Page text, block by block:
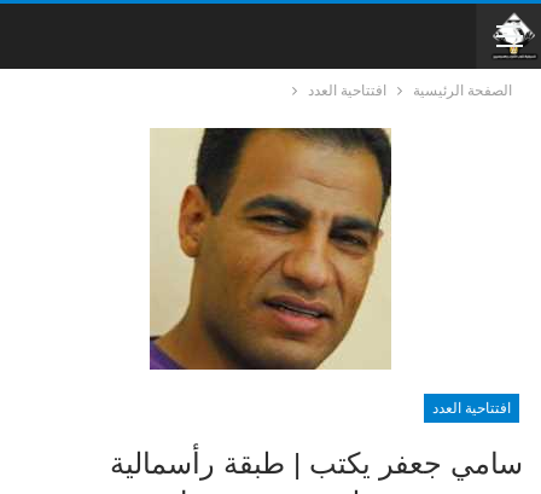
الصفحة الرئيسية افتتاحية العدد
افتتاحية العدد
سامي جعفر يكتب | طبقة رأسمالية